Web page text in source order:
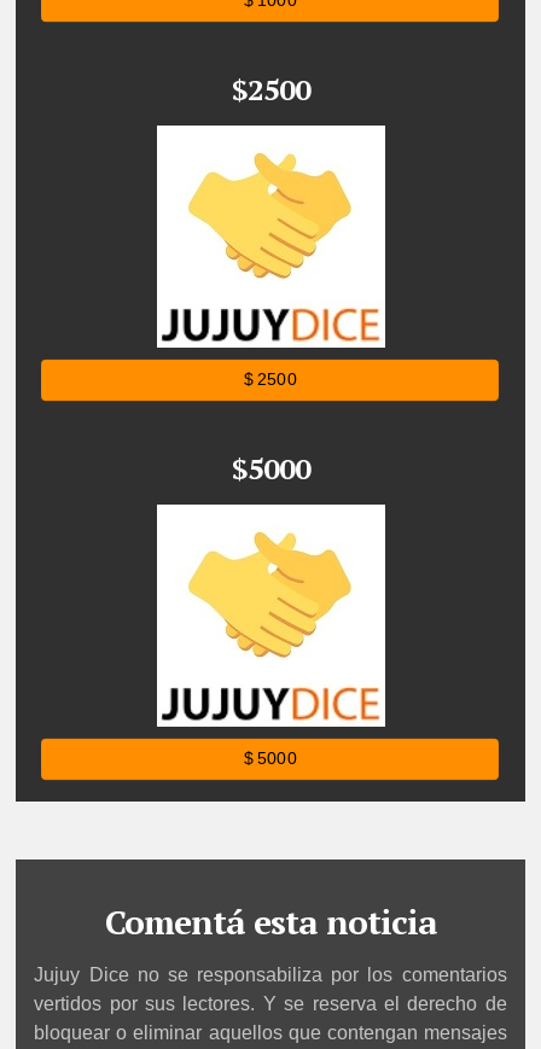
$2500
$ 2500
$5000
$ 5000
Comentá esta noticia
Jujuy Dice no se responsabiliza por los comentarios
vertidos por sus lectores. Y se reserva el derecho de
bloquear o eliminar aquellos que contengan mensajes